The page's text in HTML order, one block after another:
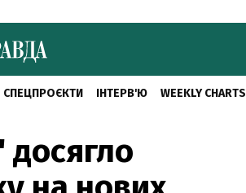
СПЕЦПРОЄКТИ ІНТЕРВ'Ю WEEKLY CHARTS